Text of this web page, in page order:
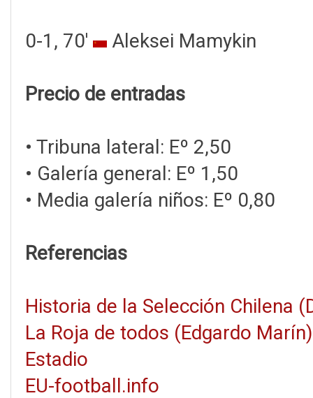
0-1, 70' Aleksei Mamykin
Precio de entradas
• Tribuna lateral: Eº 2,50
• Galería general: Eº 1,50
• Media galería niños: Eº 0,80
Referencias
Historia de la Selección Chilena
La Roja de todos (Edgardo Marín)
Estadio
EU-football.info